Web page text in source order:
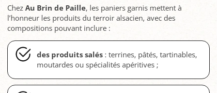
Chez Au Brin de Paille, les paniers garnis mettent à
l’honneur les produits du terroir alsacien, avec des
compositions pouvant inclure :
des produits salés : terrines, pâtés, tartinables,
moutardes ou spécialités apéritives ;